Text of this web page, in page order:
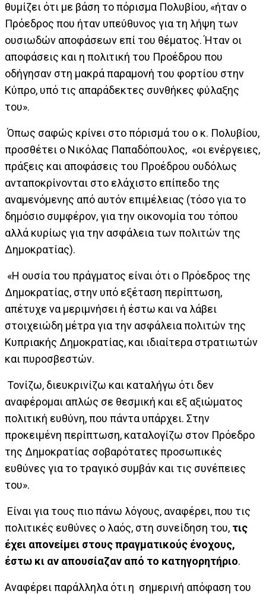
θυμίζει ότι με βάση το πόρισμα Πολυβίου, «ήταν ο
Πρόεδρος που ήταν υπεύθυνος για τη λήψη των
ουσιωδών αποφάσεων επί του θέματος. Ήταν οι
αποφάσεις και η πολιτική του Προέδρου που
οδήγησαν στη μακρά παραμονή του φορτίου στην
Κύπρο, υπό τις απαράδεκτες συνθήκες φύλαξης
του».
Όπως σαφώς κρίνει στο πόρισμά του ο κ. Πολυβίου,
προσθέτει ο Νικόλας Παπαδόπουλος, «οι ενέργειες,
πράξεις και αποφάσεις του Προέδρου ουδόλως
ανταποκρίνονται στο ελάχιστο επίπεδο της
αναμενόμενης από αυτόν επιμέλειας (τόσο για το
δημόσιο συμφέρον, για την οικονομία του τόπου
αλλά κυρίως για την ασφάλεια των πολιτών της
Δημοκρατίας).
«Η ουσία του πράγματος είναι ότι ο Πρόεδρος της
Δημοκρατίας, στην υπό εξέταση περίπτωση,
απέτυχε να μεριμνήσει ή έστω και να λάβει
στοιχειώδη μέτρα για την ασφάλεια πολιτών της
Κυπριακής Δημοκρατίας, και ιδιαίτερα στρατιωτών
και πυροσβεστών.
Τονίζω, διευκρινίζω και καταλήγω ότι δεν
αναφέρομαι απλώς σε θεσμική και εξ αξιώματος
πολιτική ευθύνη, που πάντα υπάρχει. Στην
προκειμένη περίπτωση, καταλογίζω στον Πρόεδρο
της Δημοκρατίας σοβαρότατες προσωπικές
ευθύνες για το τραγικό συμβάν και τις συνέπειες
του».
Είναι για τους πιο πάνω λόγους, αναφέρει, που τις
πολιτικές ευθύνες ο λαός, στη συνείδηση του, τις
έχει απονείμει στους πραγματικούς ένοχους,
έστω κι αν απουσίαζαν από το κατηγορητήριο.
Αναφέρει παράλληλα ότι η σημερινή απόφαση του